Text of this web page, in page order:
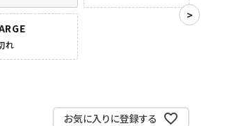
れ
お気に入りに登録する